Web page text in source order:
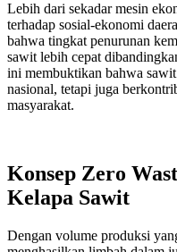
Lebih dari sekadar mesin
terhadap sosial-ekonomi
bahwa tingkat penurunan
sawit lebih cepat
ini membuktikan bahwa
nasional, tetapi juga
masyarakat.
Konsep Zero
Kelapa Sawit
Dengan volume produksi